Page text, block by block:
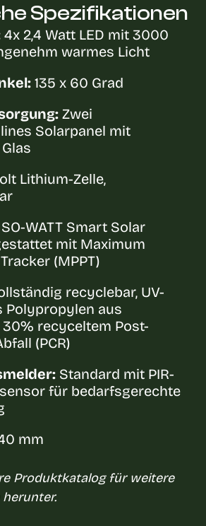
Spezifikationen
4x 2,4 Watt LED mit 3000
warmes Licht
135 x 60 Grad
Zwei
Solarpanel mit
Lithium-Zelle,
SO-WATT Smart Solar
mit Maximum
(MPPT)
recyclebar, UV-
Polypropylen aus
recyceltem Post-
(PCR)
Standard mit PIR-
für bedarfsgerechte
mm
Produktkatalog für weitere